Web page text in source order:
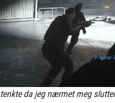
da jeg nærmet meg